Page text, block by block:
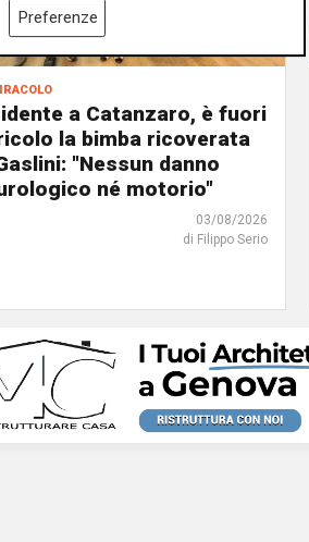
a Catanzaro, è fuori
la bimba ricoverata
"Nessun danno
né motorio"
03/08/2026
di Filippo Serio
Preferenze